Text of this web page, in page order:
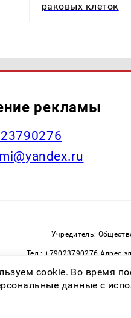
раковых клеток
рекламы
Учредитель:
Тел.: +79023790276 Адрес
прямая ссылка на Ufa-
cookie. Во время
данные с